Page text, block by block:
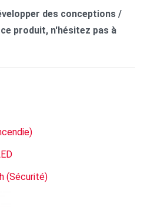
des conceptions /
produit, n'hésitez pas à
(Sécurité)